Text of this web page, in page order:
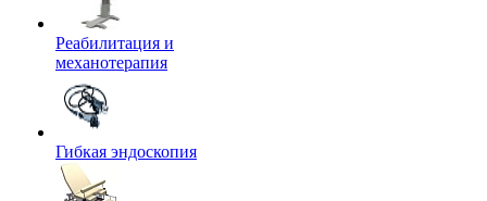
Реабилитация и
механотерапия
Гибкая эндоскопия